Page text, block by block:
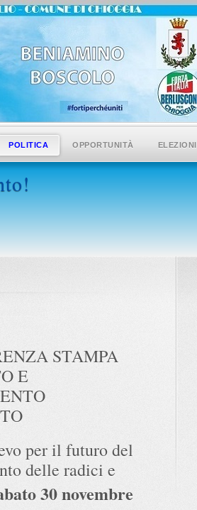
POLITICA OPPORTUNITÀ ELEZIONI
STAMPA
E
per il futuro del
delle radici e
30 novembre